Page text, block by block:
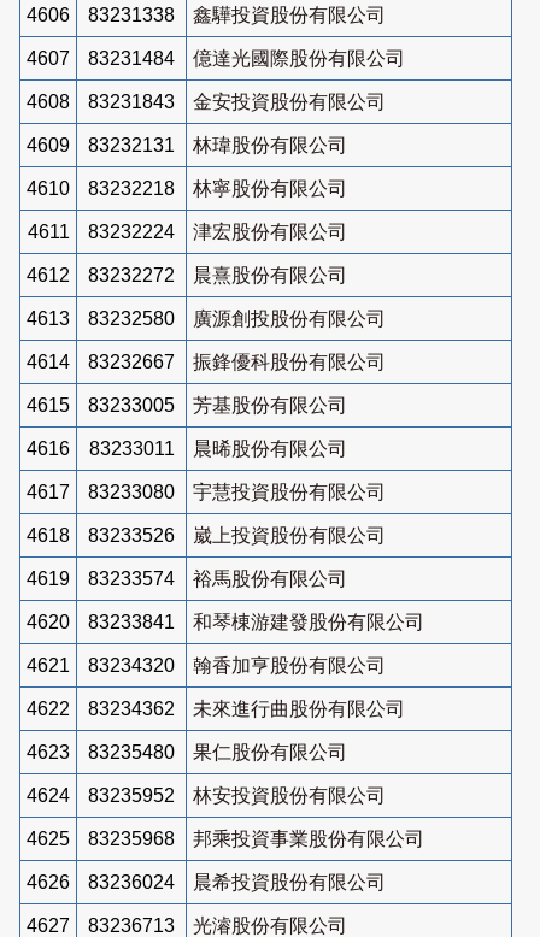
4606 83231338 鑫驊投資股份有限公司
4607 83231484 億達光國際股份有限公司
4608 83231843 金安投資股份有限公司
4609 83232131 林瑋股份有限公司
4610 83232218 林寧股份有限公司
4611 83232224 津宏股份有限公司
4612 83232272 晨熹股份有限公司
4613 83232580 廣源創投股份有限公司
4614 83232667 振鋒優科股份有限公司
4615 83233005 芳基股份有限公司
4616 83233011 晨晞股份有限公司
4617 83233080 宇慧投資股份有限公司
4618 83233526 崴上投資股份有限公司
4619 83233574 裕馬股份有限公司
4620 83233841 和琴棟游建發股份有限公司
4621 83234320 翰香加亨股份有限公司
4622 83234362 未來進行曲股份有限公司
4623 83235480 果仁股份有限公司
4624 83235952 林安投資股份有限公司
4625 83235968 邦乘投資事業股份有限公司
4626 83236024 晨希投資股份有限公司
4627 83236713 光濬股份有限公司